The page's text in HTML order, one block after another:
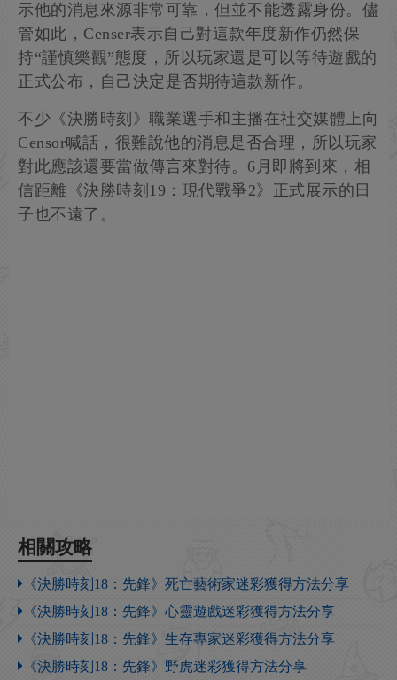
示他的消息來源非常可靠，但並不能透露身份。儘
管如此，Censer表示自己對這款年度新作仍然保
持“謹慎樂觀”態度，所以玩家還是可以等待遊戲的
正式公布，自己決定是否期待這款新作。
不少《決勝時刻》職業選手和主播在社交媒體上向
Censor喊話，很難說他的消息是否合理，所以玩家
對此應該還要當做傳言來對待。6月即將到來，相
信距離《決勝時刻19：現代戰爭2》正式展示的日
子也不遠了。
相關攻略
《決勝時刻18：先鋒》死亡藝術家迷彩獲得方法分享
《決勝時刻18：先鋒》心靈遊戲迷彩獲得方法分享
《決勝時刻18：先鋒》生存專家迷彩獲得方法分享
《決勝時刻18：先鋒》野虎迷彩獲得方法分享